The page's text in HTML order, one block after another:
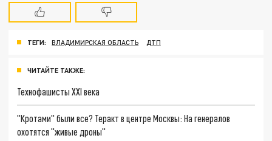
ТЕГИ: ВЛАДИМИРСКАЯ ОБЛАСТЬ ДТП
ЧИТАЙТЕ ТАКЖЕ:
Технофашисты XXI века
"Кротами" были все? Теракт в центре Москвы: На генералов
охотятся "живые дроны"